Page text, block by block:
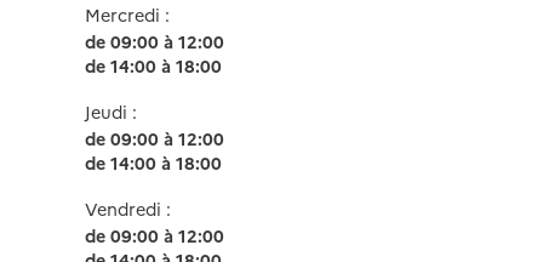
Mercredi :
de 09:00 à 12:00
de 14:00 à 18:00
Jeudi :
de 09:00 à 12:00
de 14:00 à 18:00
Vendredi :
de 09:00 à 12:00